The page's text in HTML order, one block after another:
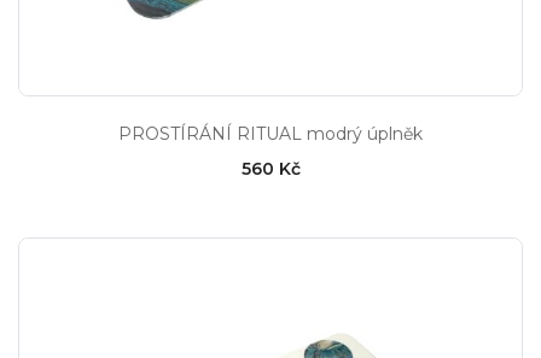
PROSTÍRÁNÍ RITUAL modrý úplněk
560 Kč